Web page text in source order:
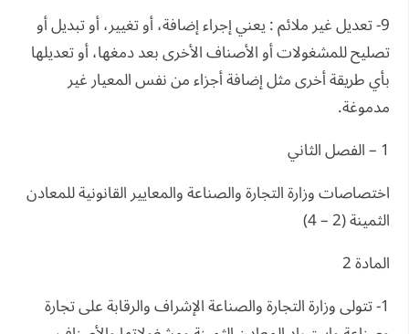
9- تعديل غير ملائم : يعني إجراء إضافة، أو تغيير، أو تبديل أو
تصليح للمشغولات أو الأصناف الأخرى بعد دمغها، أو تعديلها
بأي طريقة أخرى مثل إضافة أجزاء من نفس المعيار غير
مدموغة.
1 – الفصل الثاني
اختصاصات وزارة التجارة والصناعة والمعايير القانونية للمعادن
الثمينة (2 – 4)
المادة 2
1- تتولى وزارة التجارة والصناعة الإشراف والرقابة على تجارة